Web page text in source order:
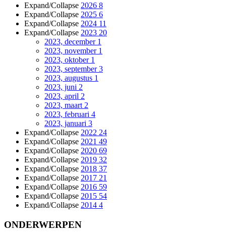
Expand/Collapse 2026 8
Expand/Collapse 2025 6
Expand/Collapse 2024 11
Expand/Collapse 2023 20
2023, december 1
2023, november 1
2023, oktober 1
2023, september3
2023, augustus 1
2023, juni 2
2023, april 2
2023, maart 2
2023, februari 4
2023, januari 3
Expand/Collapse 2022 24
Expand/Collapse 2021 49
Expand/Collapse 2020 69
Expand/Collapse 2019 32
Expand/Collapse 2018 37
Expand/Collapse 2017 21
Expand/Collapse 2016 59
Expand/Collapse 2015 54
Expand/Collapse 2014 4
ONDERWERPEN